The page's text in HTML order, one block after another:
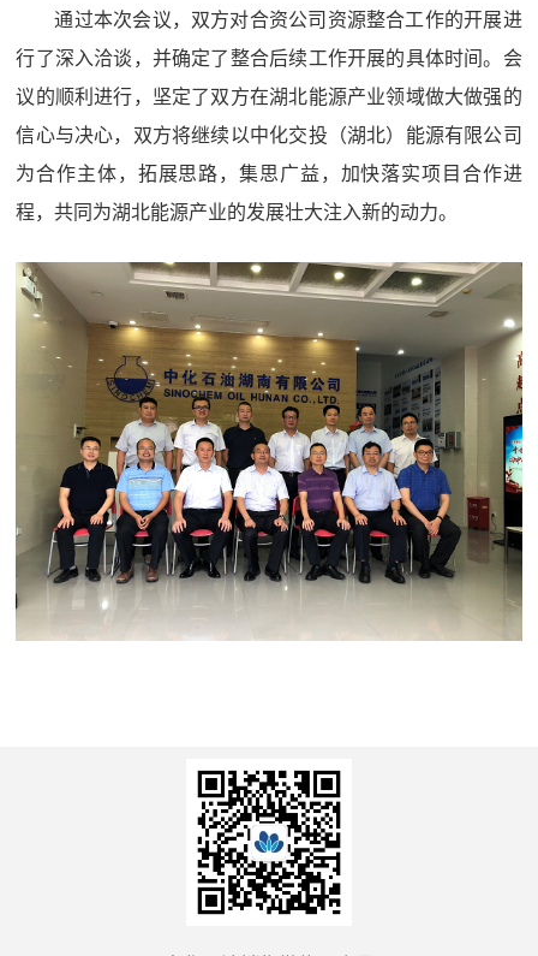
通过本次会议，双方对合资公司资源整合工作的开展进
行了深入洽谈，并确定了整合后续工作开展的具体时间。会
议的顺利进行，坚定了双方在湖北能源产业领域做大做强的
信心与决心，双方将继续以中化交投（湖北）能源有限公司
为合作主体，拓展思路，集思广益，加快落实项目合作进
程，共同为湖北能源产业的发展壮大注入新的动力。